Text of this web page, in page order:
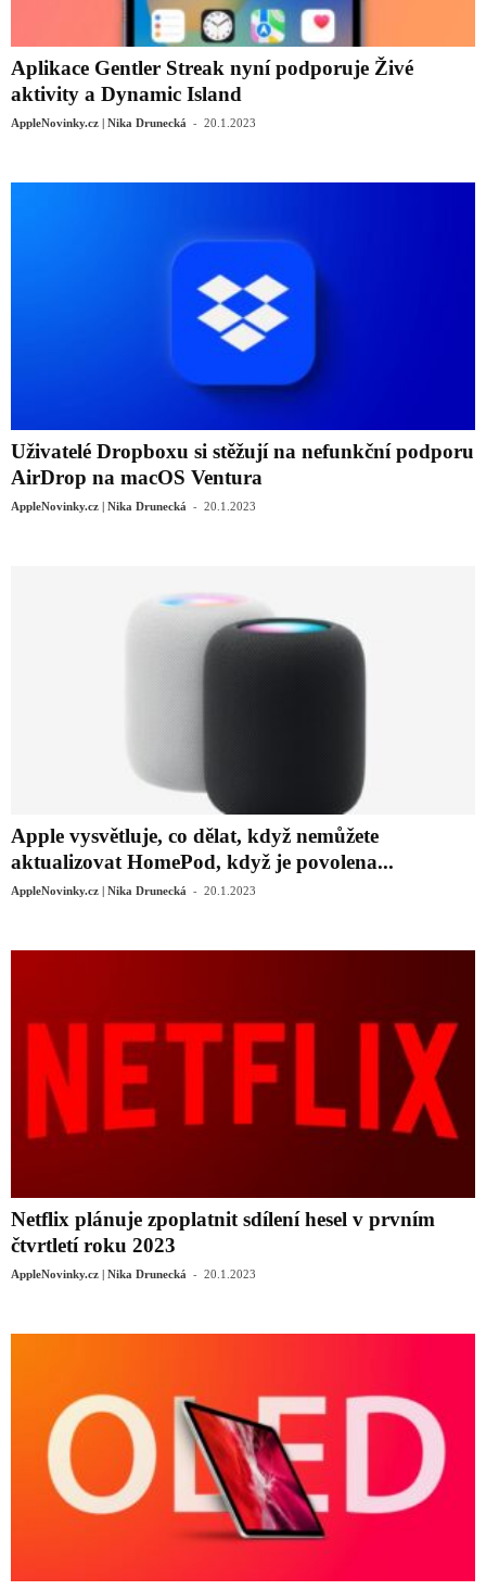
Aplikace Gentler Streak nyní podporuje Živé
aktivity a Dynamic Island
AppleNovinky.cz | Nika Drunecká - 20.1.2023
Uživatelé Dropboxu si stěžují na nefunkční podporu
AirDrop na macOS Ventura
AppleNovinky.cz | Nika Drunecká - 20.1.2023
Apple vysvětluje, co dělat, když nemůžete
aktualizovat HomePod, když je povolena...
AppleNovinky.cz | Nika Drunecká - 20.1.2023
Netflix plánuje zpoplatnit sdílení hesel v prvním
čtvrtletí roku 2023
AppleNovinky.cz | Nika Drunecká - 20.1.2023